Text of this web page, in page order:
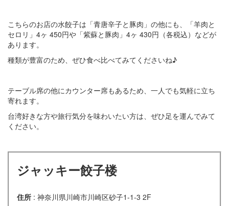
こちらのお店の水餃子は「青唐辛子と豚肉」の他にも、「羊肉と
セロリ」4ヶ 450円や「紫蘇と豚肉」4ヶ 430円（各税込）などが
あります。
種類が豊富のため、ぜひ食べ比べてみてくださいね♪
テーブル席の他にカウンター席もあるため、一人でも気軽に立ち
寄れます。
台湾好きな方や旅行気分を味わいたい方は、ぜひ足を運んでみて
ください。
ジャッキー餃子楼
住所 : 神奈川県川崎市川崎区砂子1-1-3 2F